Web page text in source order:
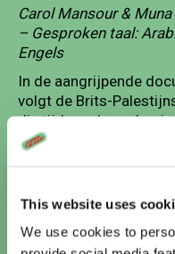
This website uses
We use cookies to
Carol Mansour &
– Gesproken taal:
Engels
In de aangrijpende
volgt de Brits-
die tijdens de oorlog
extreme
film wat plicht,